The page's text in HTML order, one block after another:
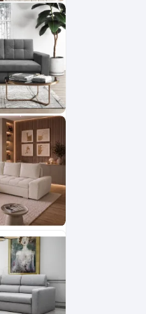
045Ft
Mé:147 cm
955 Ft
Bubble 3,
cm
265